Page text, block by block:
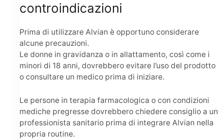
controindicazioni
Prima di utilizzare Alvian è opportuno considerare
alcune precauzioni.
Le donne in gravidanza o in allattamento, così come i
minori di 18 anni, dovrebbero evitare l’uso del prodotto
o consultare un medico prima di iniziare.
Le persone in terapia farmacologica o con condizioni
mediche pregresse dovrebbero chiedere consiglio a un
professionista sanitario prima di integrare Alvian nella
propria routine.